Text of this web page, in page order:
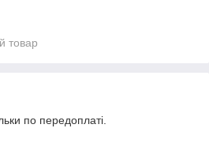
товар
по передоплаті.